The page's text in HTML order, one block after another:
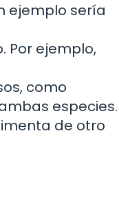
ejemplo sería
Por ejemplo,
como
especies.
de otro